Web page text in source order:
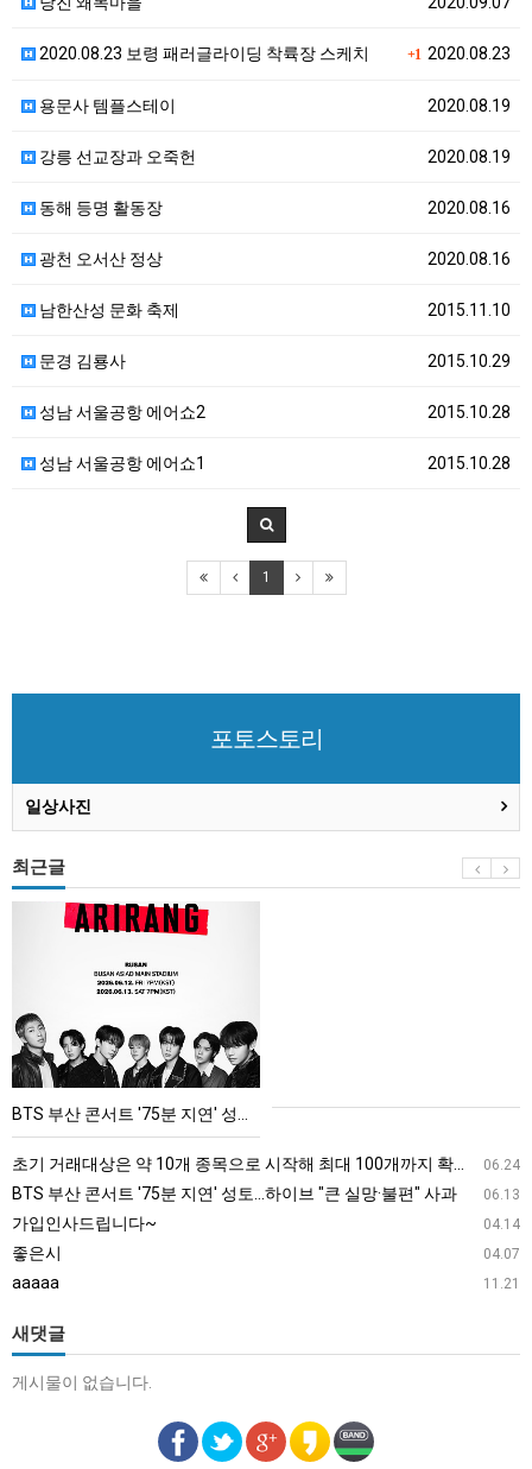
+1 2020.08.23
2020.08.23 보령 패러글라이딩 착륙장 스케치
2020.08.19
용문사 템플스테이
2020.08.19
강릉 선교장과 오죽헌
2020.08.16
동해 등명 활동장
2020.08.16
광천 오서산 정상
2015.11.10
남한산성 문화 축제
2015.10.29
문경 김룡사
2015.10.28
성남 서울공항 에어쇼2
2015.10.28
성남 서울공항 에어쇼1
1
포토스토리
일상사진
최근글
서
트
'75
분
브
"큰
실
BTS 부산 콘서트 '75분 지연' 성토…하이브 "큰 실망·불편" 사과
06.24
초기 거래대상은 약 10개 종목으로 시작해 최대 100개까지 확대할 방침이다. 구체적인 거래 대상 ETF는 아직 확정되지 않았지만, 시장 대표성이나 거래량을 고려해 선정할 계획이다.
06.13
BTS 부산 콘서트 '75분 지연' 성토…하이브 "큰 실망·불편" 사과
04.14
가입인사드립니다~
04.07
좋은시
11.21
aaaaa
새댓글
게시물이 없습니다.